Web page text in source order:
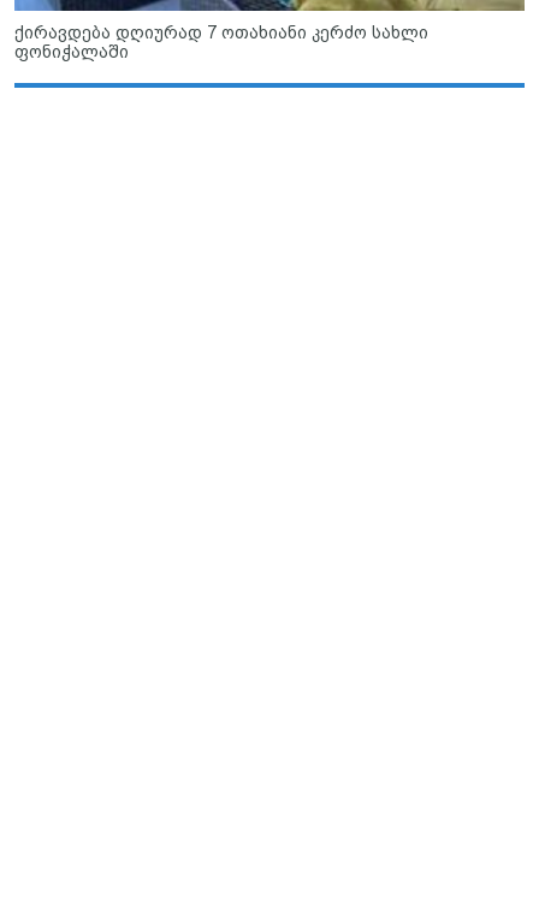
ქირავდება დღიურად 7 ოთახიანი კერძო სახლი
ფონიჭალაში